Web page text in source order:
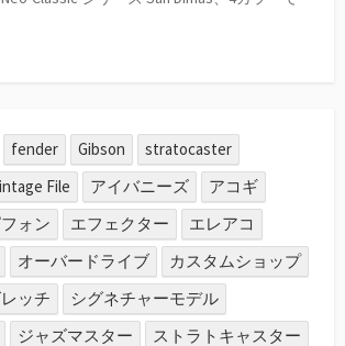
fender Gibson
stratocaster
File アイバニーズ
アコギ
ォン エフェクター
エレアコ
オーバードライブ
カスタムショップ
ッチ
シグネチャーモデル
ジャズマスター ストラトキャスター